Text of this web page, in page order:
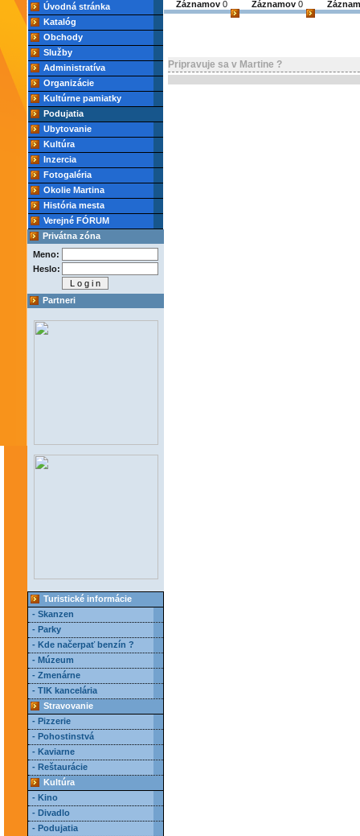
Úvodná stránka
Katalóg
Obchody
Služby
Administratíva
Organizácie
Kultúrne pamiatky
Podujatia
Ubytovanie
Kultúra
Inzercia
Fotogaléria
Okolie Martina
História mesta
Verejné FÓRUM
Privátna zóna
Meno:
Heslo:
Partneri
Turistické informácie
- Skanzen
- Parky
- Kde načerpať benzín ?
- Múzeum
- Zmenárne
- TIK kancelária
Stravovanie
- Pizzerie
- Pohostinstvá
- Kaviarne
- Reštaurácie
Kultúra
- Kino
- Divadlo
- Podujatia
Záznamov 0 Záznamov 0
Pripravuje sa v Martine ?